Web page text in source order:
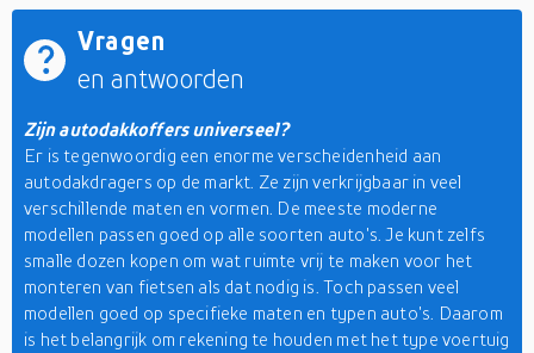
Vragen
en antwoorden
Zijn autodakkoffers universeel?
Er is tegenwoordig een enorme verscheidenheid aan
autodakdragers op de markt. Ze zijn verkrijgbaar in veel
verschillende maten en vormen. De meeste moderne
modellen passen goed op alle soorten auto's. Je kunt zelfs
smalle dozen kopen om wat ruimte vrij te maken voor het
monteren van fietsen als dat nodig is. Toch passen veel
modellen goed op specifieke maten en typen auto's. Daarom
is het belangrijk om rekening te houden met het type voertuig